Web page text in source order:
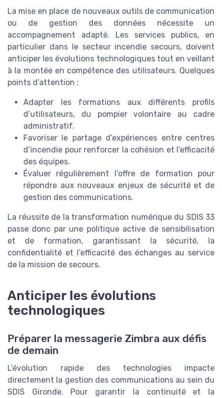
La mise en place de nouveaux outils de communication
ou de gestion des données nécessite un
accompagnement adapté. Les services publics, en
particulier dans le secteur incendie secours, doivent
anticiper les évolutions technologiques tout en veillant
à la montée en compétence des utilisateurs. Quelques
points d’attention :
Adapter les formations aux différents profils
d’utilisateurs, du pompier volontaire au cadre
administratif.
Favoriser le partage d’expériences entre centres
d’incendie pour renforcer la cohésion et l’efficacité
des équipes.
Évaluer régulièrement l’offre de formation pour
répondre aux nouveaux enjeux de sécurité et de
gestion des communications.
La réussite de la transformation numérique du SDIS 33
passe donc par une politique active de sensibilisation
et de formation, garantissant la sécurité, la
confidentialité et l’efficacité des échanges au service
de la mission de secours.
Anticiper les évolutions
technologiques
Préparer la messagerie Zimbra aux défis
de demain
L’évolution rapide des technologies impacte
directement la gestion des communications au sein du
SDIS Gironde. Pour garantir la continuité et la